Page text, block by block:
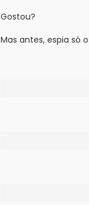
Gostou?
Mas antes, espia só